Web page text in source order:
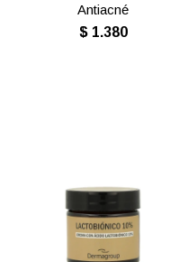
Antiacné
$ 1.380